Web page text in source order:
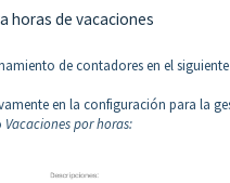
horas de vacaciones
de contadores en el
en la configuración para la
Vacaciones por horas: